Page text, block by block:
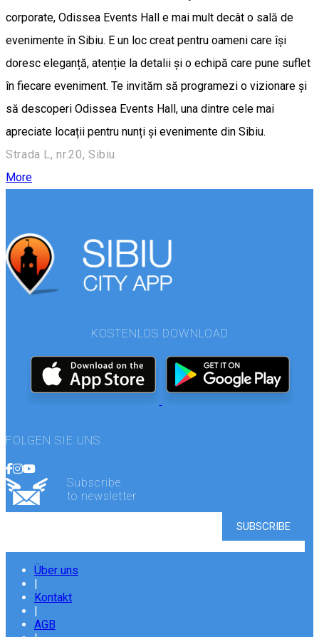
corporate, Odissea Events Hall e mai mult decât o sală de
evenimente în Sibiu. E un loc creat pentru oameni care își
doresc eleganță, atenție la detalii și o echipă care pune suflet
în fiecare eveniment. Te invităm să programezi o vizionare și
să descoperi Odissea Events Hall, una dintre cele mai
apreciate locații pentru nunți și evenimente din Sibiu.
Strada L, nr.20, Sibiu
More
KOSTENLOS DOWNLOAD
FOLGEN SIE UNS
Subscribe
to newsletter
Über uns
Kontakt
AGB